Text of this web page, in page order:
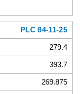
PLC 84-11-25
279.4
393.7
269.875